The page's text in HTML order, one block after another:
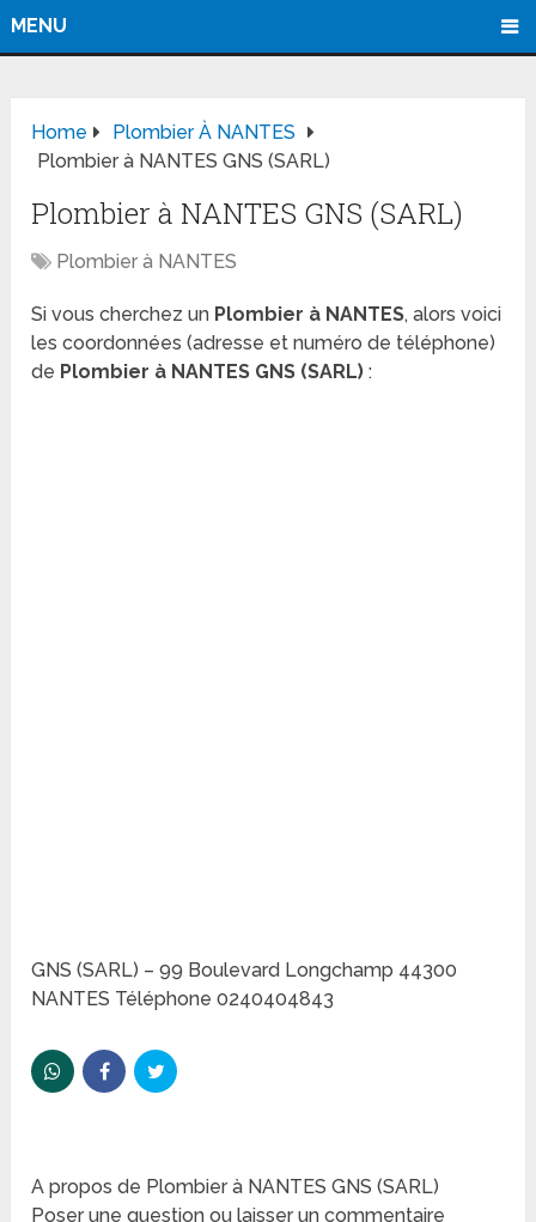
MENU
Home
Plombier À NANTES
Plombier à NANTES GNS (SARL)
Plombier à NANTES GNS (SARL)
Plombier à NANTES
Si vous cherchez un Plombier à NANTES, alors voici
les coordonnées (adresse et numéro de téléphone)
de Plombier à NANTES GNS (SARL):
GNS (SARL) – 99 Boulevard Longchamp 44300
NANTES Téléphone 0240404843
A propos de Plombier à NANTES GNS (SARL)
Poser une question ou laisser un commentaire